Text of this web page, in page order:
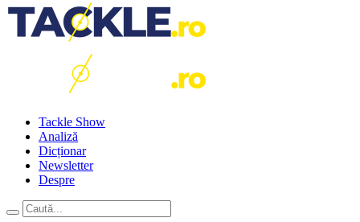
Tackle Show
Analiză
Dicționar
Newsletter
Despre